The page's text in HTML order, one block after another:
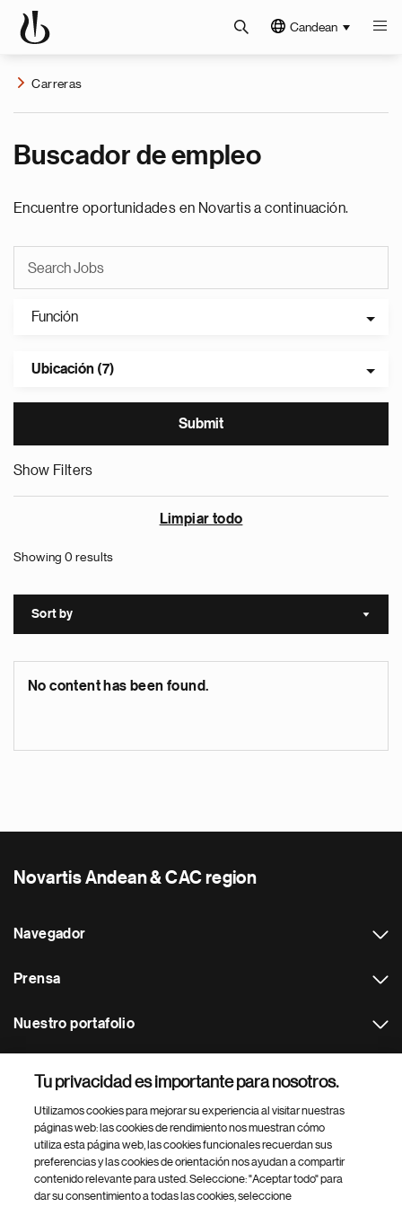
Candean
Carreras
Buscador de empleo
Encuentre oportunidades en Novartis a continuación.
Función
Ubicación (7)
Show Filters
Limpiar todo
Showing 0 results
Sort by Sort
No content has been found.
Novartis Andean & CAC region
Navegador
Prensa
Nuestro portafolio
Footer Site Search
Tu privacidad es importante para nosotros.
Utilizamos cookies para mejorar su experiencia al visitar nuestras
páginas web: las cookies de rendimiento nos muestran cómo
utiliza esta página web, las cookies funcionales recuerdan sus
preferencias y las cookies de orientación nos ayudan a compartir
contenido relevante para usted. Seleccione: "Aceptar todo" para
dar su consentimiento a todas las cookies, seleccione